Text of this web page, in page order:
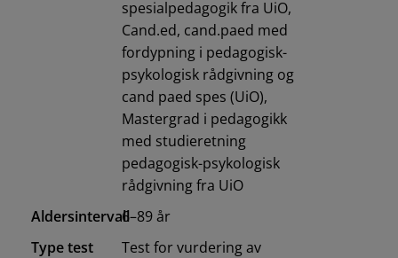
spesialpedagogik fra UiO,
Cand.ed, cand.paed med
fordypning i pedagogisk-
psykologisk rådgivning og
cand paed spes (UiO),
Mastergrad i pedagogikk
med studieretning
pedagogisk-psykologisk
rådgivning fra UiO
Aldersintervall6–89 år
Type test
Test for vurdering av